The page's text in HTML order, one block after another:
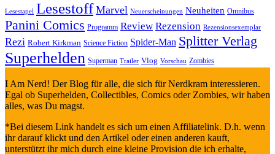
Lesestapel Lesestoff Marvel Neuerscheinungen Neuheiten Omnibus
Panini Comics Programm Review Rezension Rezensionsexemplar
Rezi Robert Kirkman Science Fiction Spider-Man Splitter Verlag
Superhelden Superman Trailer Vlog Vorschau Zombies
I Am Nerd! Der Blog für alle, die sich für Nerdkram interessieren.
Egal ob Superhelden, Collectibles, Comics oder Zombies, wir haben
alles, was Du magst.
*Bei diesem Link handelt es sich um einen Affiliatelink. D.h. wenn
ihr darauf klickt und den Artikel oder einen anderen kauft,
unterstützt ihr mich durch eine kleine Provision die ich erhalte,